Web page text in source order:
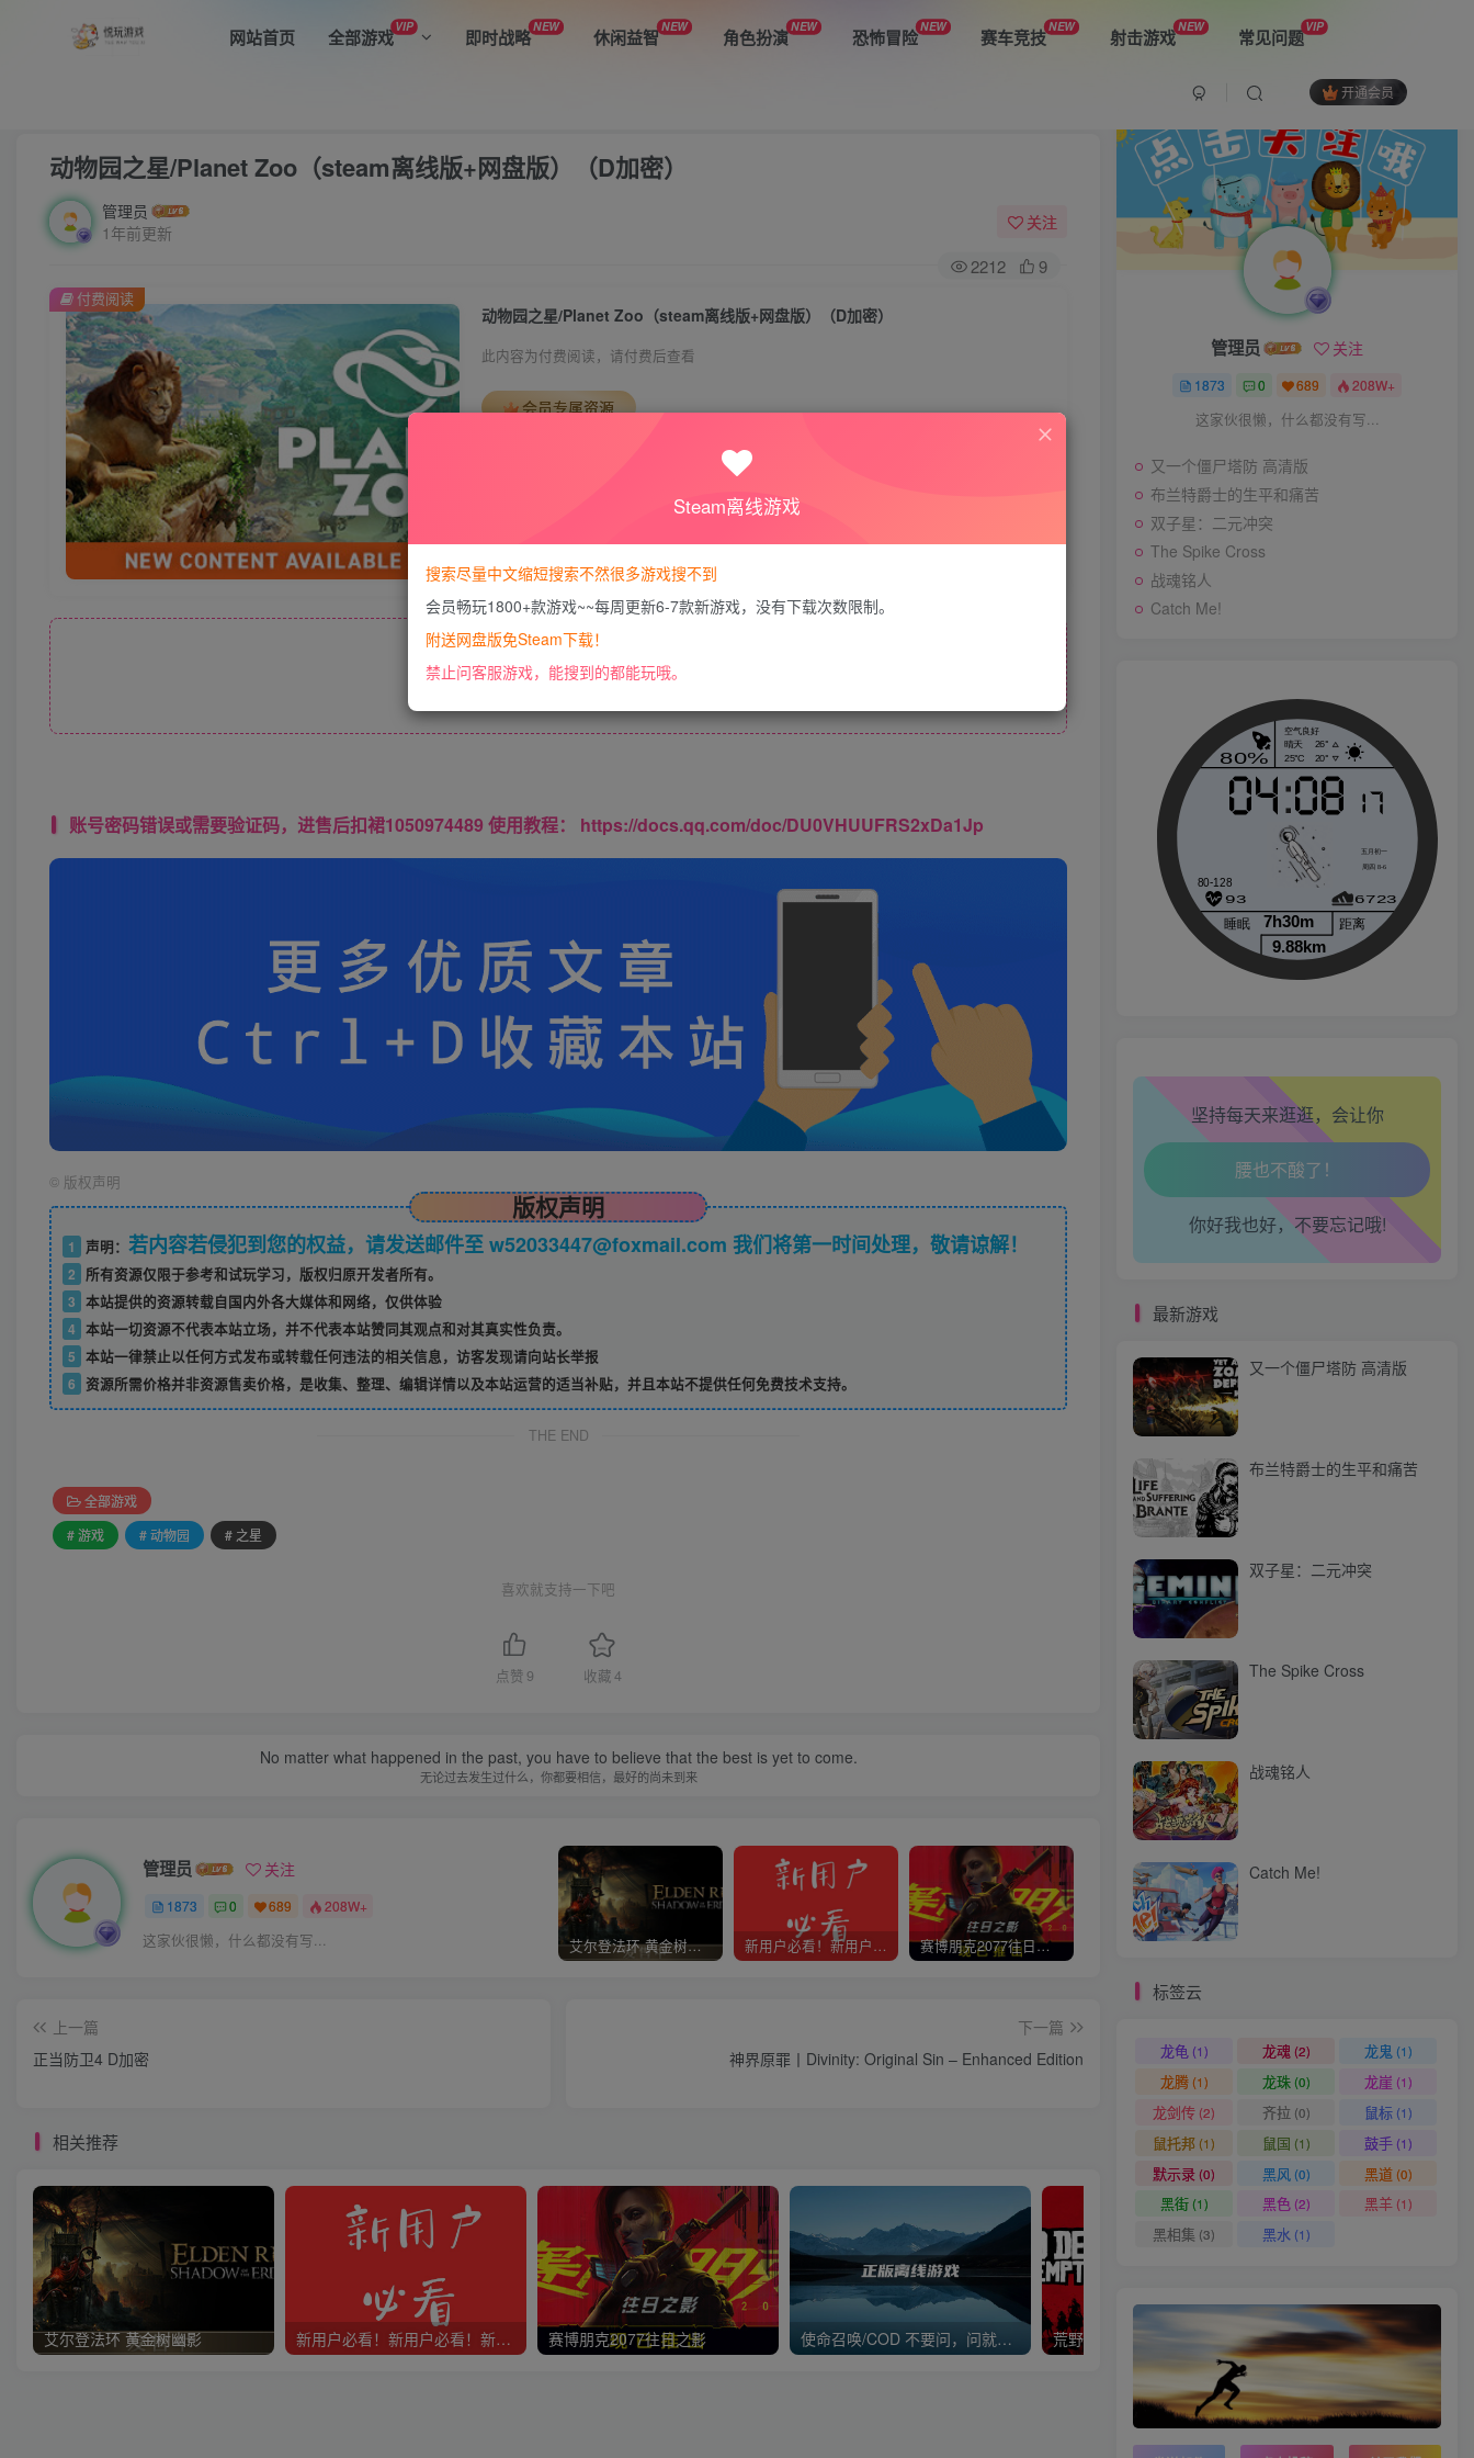
网站首页 全部游戏VIP 即时战略NEW 休闲益智NEW 角色扮演NEW 恐怖冒险NEW 赛车竞技NEW 射击游戏NEW 常见问题VIP
开通会员
动物园之星/Planet Zoo（steam离线版+网盘版）（D加密）
管理员
1年前更新
关注
2212 9
动物园之星/Planet Zoo（steam离线版+网盘版）（D加密）
此内容为付费阅读，请付费后查看
会员专属资源
付费阅读
账号密码错误或需要验证码，进售后扣裙1050974489 使用教程： https://docs.qq.com/doc/DU0VHUUFRS2xDa1Jp
© 版权声明
版权声明
1 声明： 若内容若侵犯到您的权益，请发送邮件至 w52033447@foxmail.com 我们将第一时间处理，敬请谅解！
2
所有资源仅限于参考和试玩学习，版权归原开发者所有。
3 本站提供的资源转载自国内外各大媒体和网络，仅供体验
4 本站一切资源不代表本站立场，并不代表本站赞同其观点和对其真实性负责。
5 本站一律禁止以任何方式发布或转载任何违法的相关信息，访客发现请向站长举报
6
资源所需价格并非资源售卖价格，是收集、整理、编辑详情以及本站运营的适当补贴，并且本站不提供任何免费技术支持。
THE END
全部游戏
# 游戏
# 动物园 # 之星
喜欢就支持一下吧
点赞 9 收藏4
No matter what happened in the past, you have to believe that the best is yet to come.
无论过去发生过什么，你都要相信，最好的尚未到来
管理员 关注
1873 0 689 208W+
这家伙很懒，什么都没有写... 艾尔登法环 黄金树幽影 新用户必看！新用户必看！新用户必看！！！ 赛博朋克2077往日之影 使命召唤/COD 不要问，问就回答没有
上一篇
正当防卫4 D加密
下一篇
神界原罪丨Divinity: Original Sin – Enhanced Edition
相关推荐
艾尔登法环 黄金树幽影 新用户必看！新用户必看！新用户必看！！！ 赛博朋克2077往日之影 使命召唤/COD 不要问，问就回答没有 荒野大镖客2/大表哥2（L加密） 极限竞速地平线5
又一个僵尸塔防 高清版
布兰特爵士的生平和痛苦
The Spike Cross
管理员 关注
1873 0 689 208W+
这家伙很懒，什么都没有写...
又一个僵尸塔防 高清版
布兰特爵士的生平和痛苦
双子星：二元冲突
The Spike Cross
战魂铭人
Catch Me!
坚持每天来逛逛，会让你
走路也有劲了！
腿也不痛了！
腰也不酸了！
你好我也好，不要忘记哦!
最新游戏
又一个僵尸塔防 高清版
布兰特爵士的生平和痛苦
双子星：二元冲突
The Spike Cross
战魂铭人
Catch Me!
标签云
龙龟 (1) 龙魂 (2) 龙鬼 (1)
龙腾(1) 龙珠(0) 龙崖 (1)
龙剑传 (2) 齐拉 (0) 鼠标(1)
鼠托邦(1) 鼠国 (1) 鼓手(1)
默示录(0) 黑风 (0) 黑道(0)
黑街(1) 黑色(2) 黑羊(1)
黑相集 (3) 黑水(1)
Steam离线游戏
搜索尽量中文缩短搜索不然很多游戏搜不到
会员畅玩1800+款游戏~~每周更新6-7款新游戏，没有下载次数限制。
附送网盘版免Steam下载！
禁止问客服游戏，能搜到的都能玩哦。